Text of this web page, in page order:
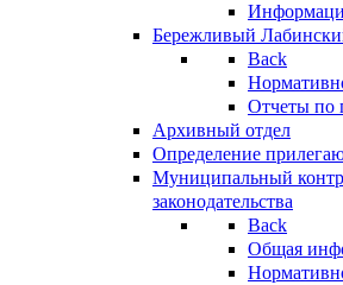
Бережливый
Back
Отчеты по
Архивный отдел
Определение
Муниципальный
законодательства
Back
Общая